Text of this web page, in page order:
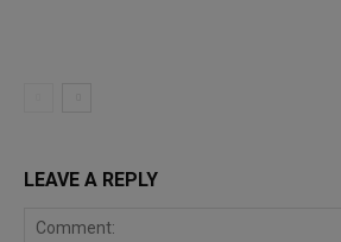
LEAVE A REPLY